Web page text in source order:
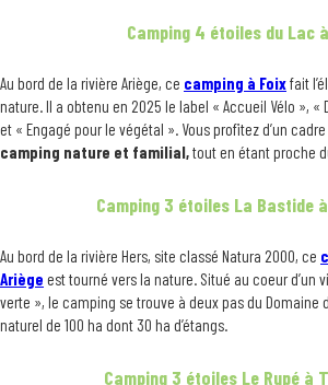
Camping 4 étoiles du Lac
Au bord de la rivière Ariège, ce camping à Foixfait
nature. Il a obtenu en 2025 le label « Accueil Vélo », «
et « Engagé pour le végétal ». Vous profitez d’un
camping nature et familial,tout en étant proche
Camping 3 étoiles La Bastide
Au bord de la rivière Hers, site classé Natura 2000, ce
Ariège est tourné vers la nature. Situé au coeur d’un
verte », le camping se trouve à deux pas du Domaine
naturel de 100 ha dont 30 ha d’étangs.
Camping 3 étoiles Le Rupé à